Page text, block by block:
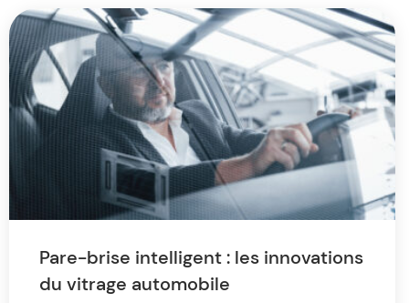
Pare-brise intelligent : les innovations
du vitrage automobile